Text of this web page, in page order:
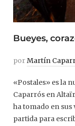
Bueyes,
porMartín
«Postales» es la
Caparrós en
ha tomado en
partida para